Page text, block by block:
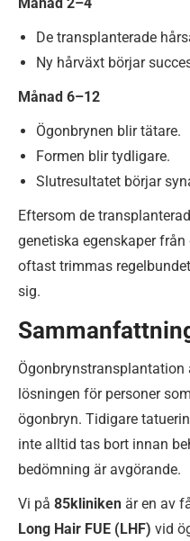
De transplanterade
Ny hårväxt börjar
Månad 6–12
Ögonbrynen blir tätare.
Formen blir tydligare.
Slutresultatet börjar
Eftersom de
genetiska egenskaper
oftast trimmas
sig.
Ögonbrynstransplantation
lösningen för personer
ögonbryn. Tidigare
inte alltid tas bort innan
bedömning är avgörande.
Vi på 85kliniken är en av
Long Hair FUE (LHF) vid